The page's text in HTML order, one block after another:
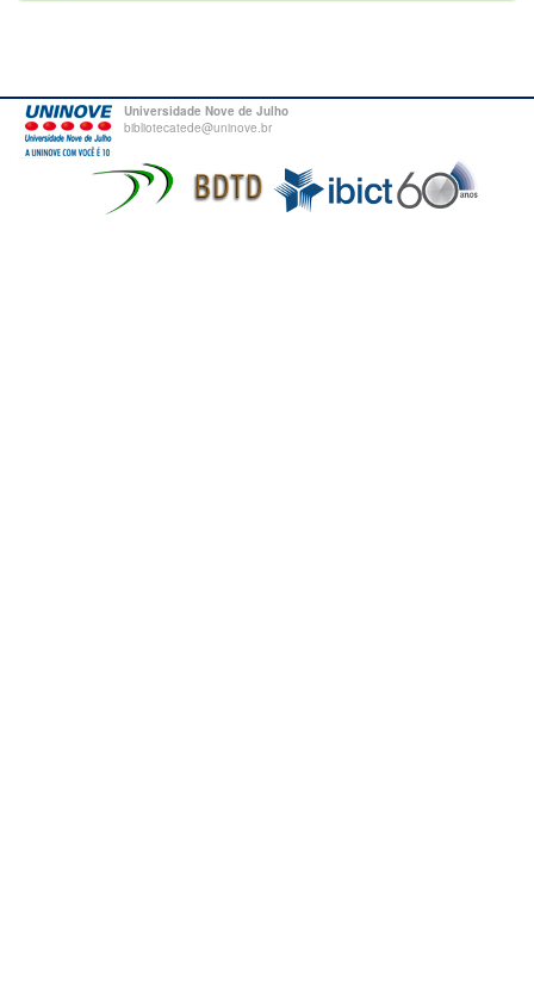
Universidade Nove de Julho
bibliotecatede@uninove.br